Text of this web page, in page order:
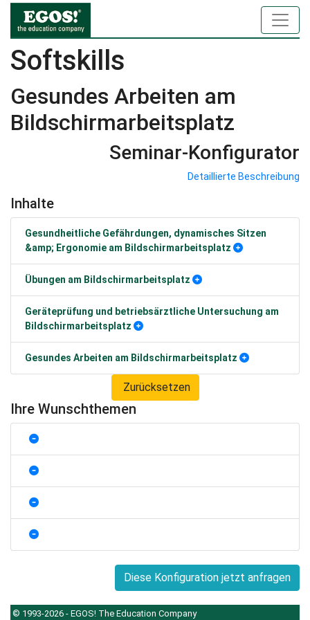
Softskills
Gesundes Arbeiten am
Bildschirmarbeitsplatz
Seminar-Konfigurator
Detaillierte Beschreibung
Inhalte
Gesundheitliche Gefährdungen, dynamisches Sitzen
&amp; Ergonomie am Bildschirmarbeitsplatz
Übungen am Bildschirmarbeitsplatz
Geräteprüfung und betriebsärztliche Untersuchung am
Bildschirmarbeitsplatz
Gesundes Arbeiten am Bildschirmarbeitsplatz
Zurücksetzen
Ihre Wunschthemen
Diese Konfiguration jetzt anfragen
© 1993-2026 - EGOS! The Education Company